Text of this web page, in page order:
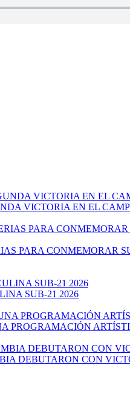
VICTORIA EN EL
PARA CONMEMORAR
SUB-21 2026
PROGRAMACIÓN
DEBUTARON CON